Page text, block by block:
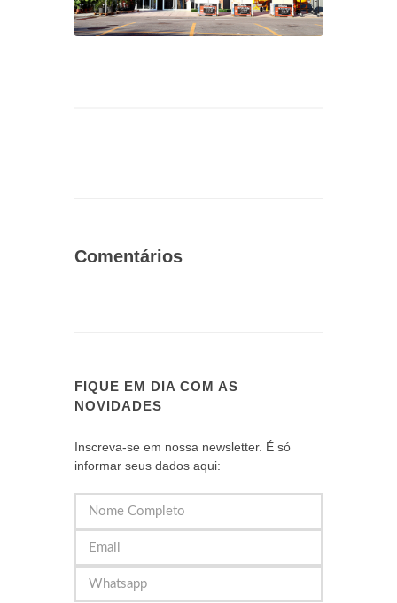
Comentários
FIQUE EM DIA COM AS
NOVIDADES
Inscreva-se em nossa newsletter. É só
informar seus dados aqui: